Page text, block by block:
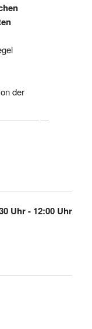
der
Uhr - 12:00 Uhr